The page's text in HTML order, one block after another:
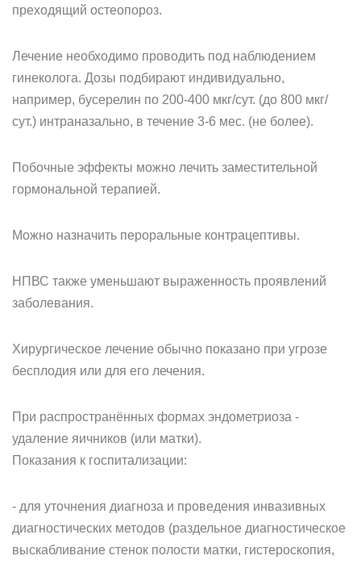
преходящий остеопороз.
Лечение необходимо проводить под наблюдением
гинеколога. Дозы подбирают индивидуально,
например, бусерелин по 200-400 мкг/сут. (до 800 мкг/
сут.) интраназально, в течение 3-6 мес. (не более).
Побочные эффекты можно лечить заместительной
гормональной терапией.
Можно назначить пероральные контрацептивы.
НПВС также уменьшают выраженность проявлений
заболевания.
Хирургическое лечение обычно показано при угрозе
бесплодия или для его лечения.
При распространённых формах эндометриоза -
удаление яичников (или матки).
Показания к госпитализации:
- для уточнения диагноза и проведения инвазивных
диагностических методов (раздельное диагностическое
выскабливание стенок полости матки, гистероскопия,